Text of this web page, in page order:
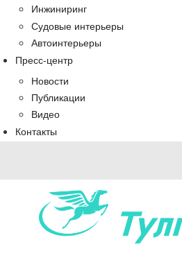
Инжиниринг
Судовые интерьеры
Автоинтерьеры
Пресс-центр
Новости
Публикации
Видео
Контакты